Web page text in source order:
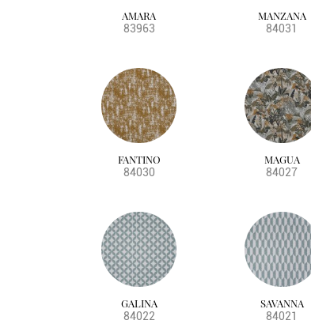
AMARA
83963
MANZANA
84031
FANTINO
84030
MAGUA
84027
GALINA
84022
SAVANNA
84021